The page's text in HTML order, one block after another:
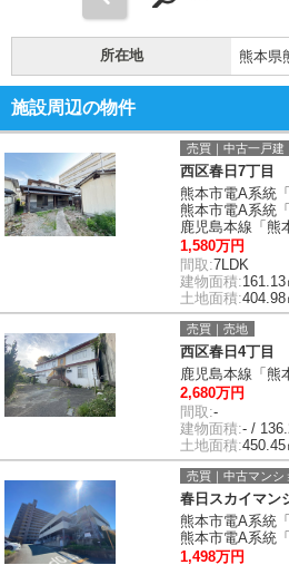
所在地 熊本県
施設周辺の物件
売買｜中古一戸建
西区春日7丁目
熊本市電A系統
熊本市電A系統
鹿児島本線「熊
1,580万円
間取:7LDK
建物面積:
土地面積:
売買｜売地
西区春日4丁目
鹿児島本線「熊
2,680万円
間取:-
建物面積:- /
土地面積:
売買｜中古マンシ
春日スカイマン
熊本市電A系統
熊本市電A系統
1,498万円